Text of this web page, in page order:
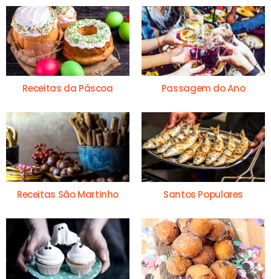
Receitas da Páscoa Passagem do Ano
Receitas São Martinho Santos Populares